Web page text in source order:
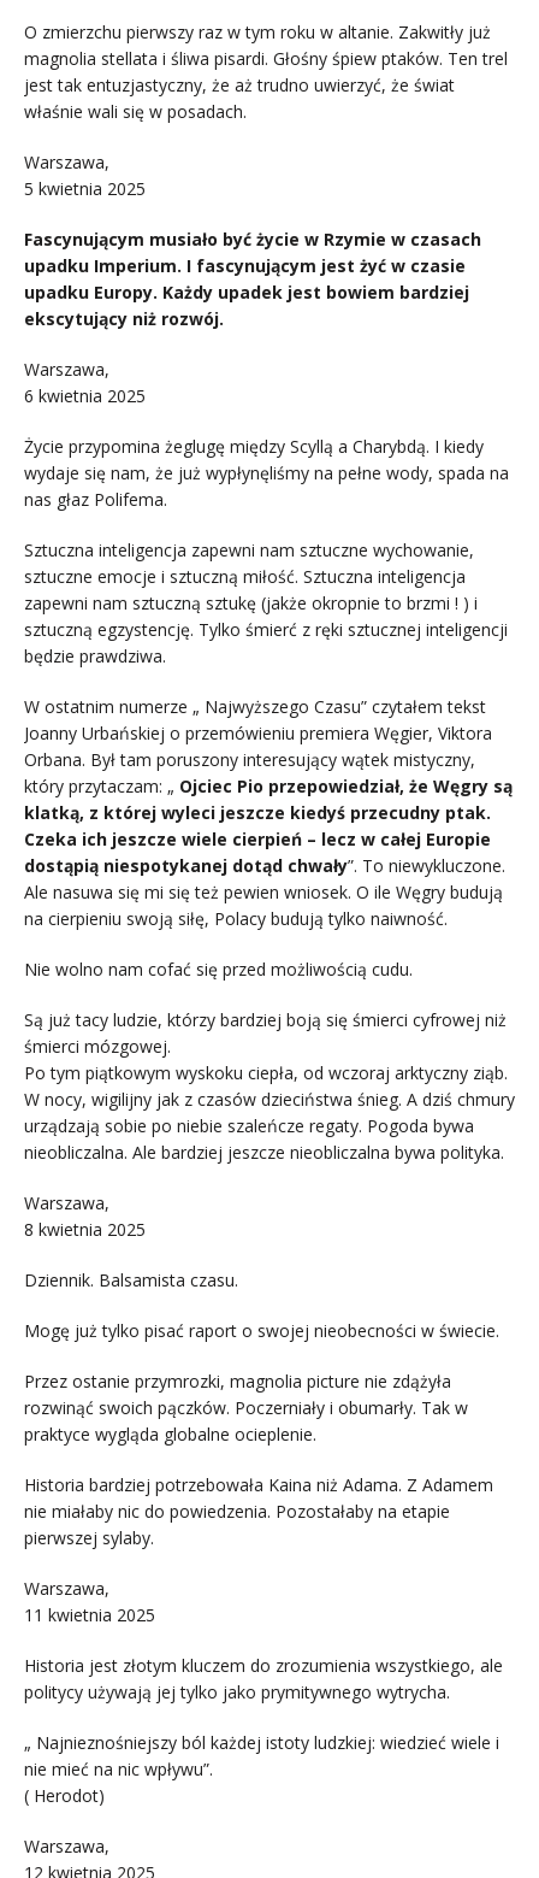
O zmierzchu pierwszy raz w tym roku w altanie. Zakwitły już
magnolia stellata i śliwa pisardi. Głośny śpiew ptaków. Ten trel
jest tak entuzjastyczny, że aż trudno uwierzyć, że świat
właśnie wali się w posadach.
Warszawa,
5 kwietnia 2025
Fascynującym musiało być życie w Rzymie w czasach
upadku Imperium. I fascynującym jest żyć w czasie
upadku Europy. Każdy upadek jest bowiem bardziej
ekscytujący niż rozwój.
Warszawa,
6 kwietnia 2025
Życie przypomina żeglugę między Scyllą a Charybdą. I kiedy
wydaje się nam, że już wypłynęliśmy na pełne wody, spada na
nas głaz Polifema.
Sztuczna inteligencja zapewni nam sztuczne wychowanie,
sztuczne emocje i sztuczną miłość. Sztuczna inteligencja
zapewni nam sztuczną sztukę (jakże okropnie to brzmi ! ) i
sztuczną egzystencję. Tylko śmierć z ręki sztucznej inteligencji
będzie prawdziwa.
W ostatnim numerze „ Najwyższego Czasu” czytałem tekst
Joanny Urbańskiej o przemówieniu premiera Węgier, Viktora
Orbana. Był tam poruszony interesujący wątek mistyczny,
który przytaczam: „ Ojciec Pio przepowiedział, że Węgry są
klatką, z której wyleci jeszcze kiedyś przecudny ptak.
Czeka ich jeszcze wiele cierpień – lecz w całej Europie
dostąpią niespotykanej dotąd chwały”. To niewykluczone.
Ale nasuwa się mi się też pewien wniosek. O ile Węgry budują
na cierpieniu swoją siłę, Polacy budują tylko naiwność.
Nie wolno nam cofać się przed możliwością cudu.
Są już tacy ludzie, którzy bardziej boją się śmierci cyfrowej niż
śmierci mózgowej.
Po tym piątkowym wyskoku ciepła, od wczoraj arktyczny ziąb.
W nocy, wigilijny jak z czasów dzieciństwa śnieg. A dziś chmury
urządzają sobie po niebie szaleńcze regaty. Pogoda bywa
nieobliczalna. Ale bardziej jeszcze nieobliczalna bywa polityka.
Warszawa,
8 kwietnia 2025
Dziennik. Balsamista czasu.
Mogę już tylko pisać raport o swojej nieobecności w świecie.
Przez ostanie przymrozki, magnolia picture nie zdążyła
rozwinąć swoich pączków. Poczerniały i obumarły. Tak w
praktyce wygląda globalne ocieplenie.
Historia bardziej potrzebowała Kaina niż Adama. Z Adamem
nie miałaby nic do powiedzenia. Pozostałaby na etapie
pierwszej sylaby.
Warszawa,
11 kwietnia 2025
Historia jest złotym kluczem do zrozumienia wszystkiego, ale
politycy używają jej tylko jako prymitywnego wytrycha.
„ Najnieznośniejszy ból każdej istoty ludzkiej: wiedzieć wiele i
nie mieć na nic wpływu”.
( Herodot)
Warszawa,
12 kwietnia 2025